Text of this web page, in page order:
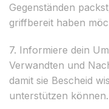
Gegenständen
griffbereit haben
7. Informiere dein
Verwandten und
damit sie Bescheid
unterstützen können.